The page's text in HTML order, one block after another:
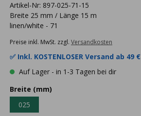
Artikel-Nr: 897-025-71-15
Breite 25 mm / Länge 15 m
linen/white - 71
Preise inkl. MwSt. zzgl. Versandkosten
✅ Inkl. KOSTENLOSER Versand ab 49 €
Auf Lager - in 1-3 Tagen bei dir
Breite (mm)
025